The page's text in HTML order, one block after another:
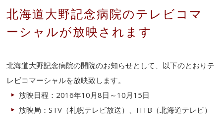
北海道大野記念病院のテレビコマ
ーシャルが放映されます
北海道大野記念病院の開院のお知らせとして、以下のとおりテ
レビコマーシャルを放映致します。
放映日程：2016年10月8日～10月15日
放映局：STV（札幌テレビ放送）、HTB（北海道テレビ）